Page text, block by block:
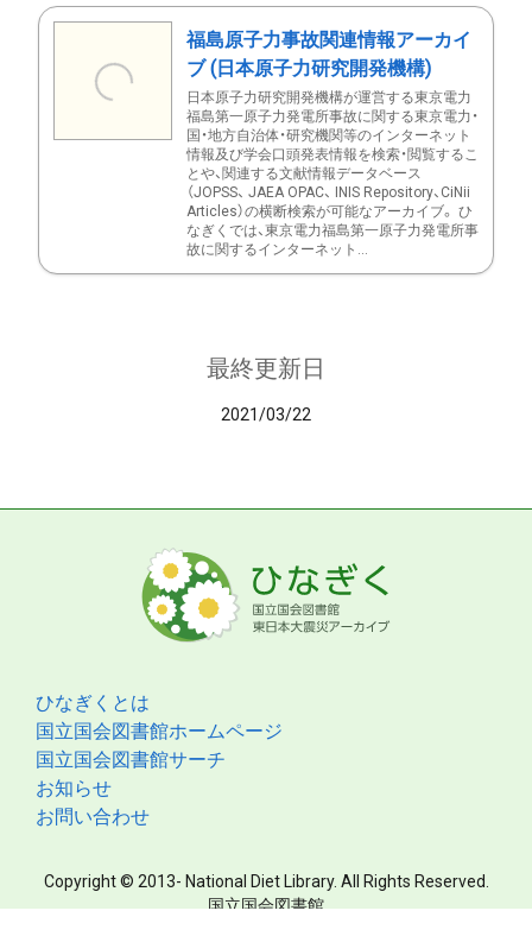
福島原子力事故関連情報アーカイ
ブ (日本原子力研究開発機構)
日本原子力研究開発機構が運営する東京電力
福島第一原子力発電所事故に関する東京電力・
国・地方自治体・研究機関等のインターネット
情報及び学会口頭発表情報を検索・閲覧するこ
とや、関連する文献情報データベース
（JOPSS、 JAEA OPAC、 INIS Repository、CiNii
Articles）の横断検索が可能なアーカイブ。 ひ
なぎくでは、東京電力福島第一原子力発電所事
故に関するインターネット...
最終更新日
2021/03/22
ひなぎくとは
国立国会図書館ホームページ
国立国会図書館サーチ
お知らせ
お問い合わせ
Copyright © 2013- National Diet Library. All Rights Reserved.